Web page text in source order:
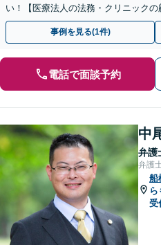
い！【医療法人の法務・クリニック
ドバイスで、納得のできるトラブル
事例を見る(1件)
電話で面談予約
中
弁護
弁護
船
ら
受